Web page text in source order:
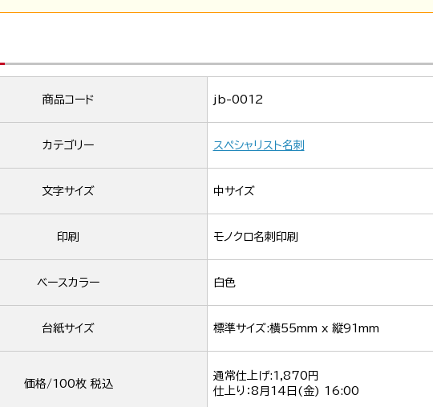
商品コード jb-0012
カテゴリー スペシャリスト名刺
文字サイズ 中サイズ
印刷 モノクロ名刺印刷
ベースカラー 白色
台紙サイズ 標準サイズ:横55mm x 縦91mm
価格/100枚 税込
通常仕上げ:1,870円
仕上り：8月14日(金) 16:00